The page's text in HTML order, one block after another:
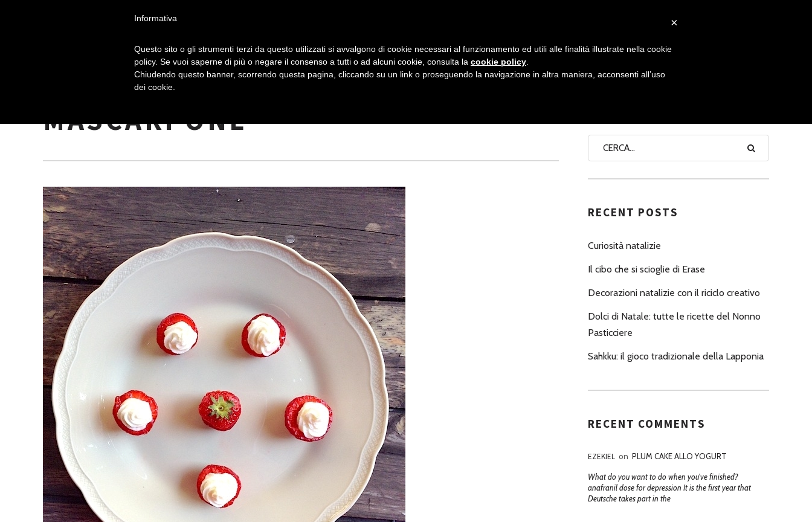
A
V
G
Z
I
O
N
E
P
R
P
A
L
E
NONNO PASTICCIERE
FRAGOLE RIPIENE AL
MASCARPONE
RECENT POSTS
Curiosità natalizie
Il cibo che si scioglie di Erase
Decorazioni natalizie con il riciclo creativo
Dolci di Natale: tutte le ricette del Nonno
Pasticciere
Sahkku: il gioco tradizionale della Lapponia
RECENT COMMENTS
EZEKIEL on PLUM CAKE ALLO YOGURT
What do you want to do when you've finished?
anafranil dose for depression It is the first year that
Deutsche takes part in the
×
Informativa
Questo sito o gli strumenti terzi da questo utilizzati si avvalgono di cookie necessari al funzionamento ed utili alle finalità illustrate nella cookie
policy. Se vuoi saperne di più o negare il consenso a tutti o ad alcuni cookie, consulta la cookie policy
Chiudendo questo banner, scorrendo questa pagina, cliccando su un link o proseguendo la navigazione in altra maniera, acconsenti all’uso
dei cookie.